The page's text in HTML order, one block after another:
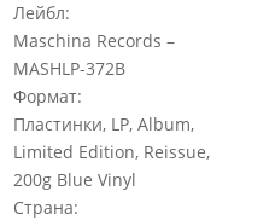
Лейбл:
Maschina Records –
MASHLP-372B
Формат:
Пластинки, LP, Album,
Limited Edition, Reissue,
200g Blue Vinyl
Страна: